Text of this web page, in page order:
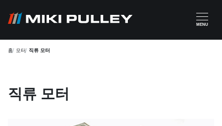
MENU
홈 모터 직류 모터
직류 모터